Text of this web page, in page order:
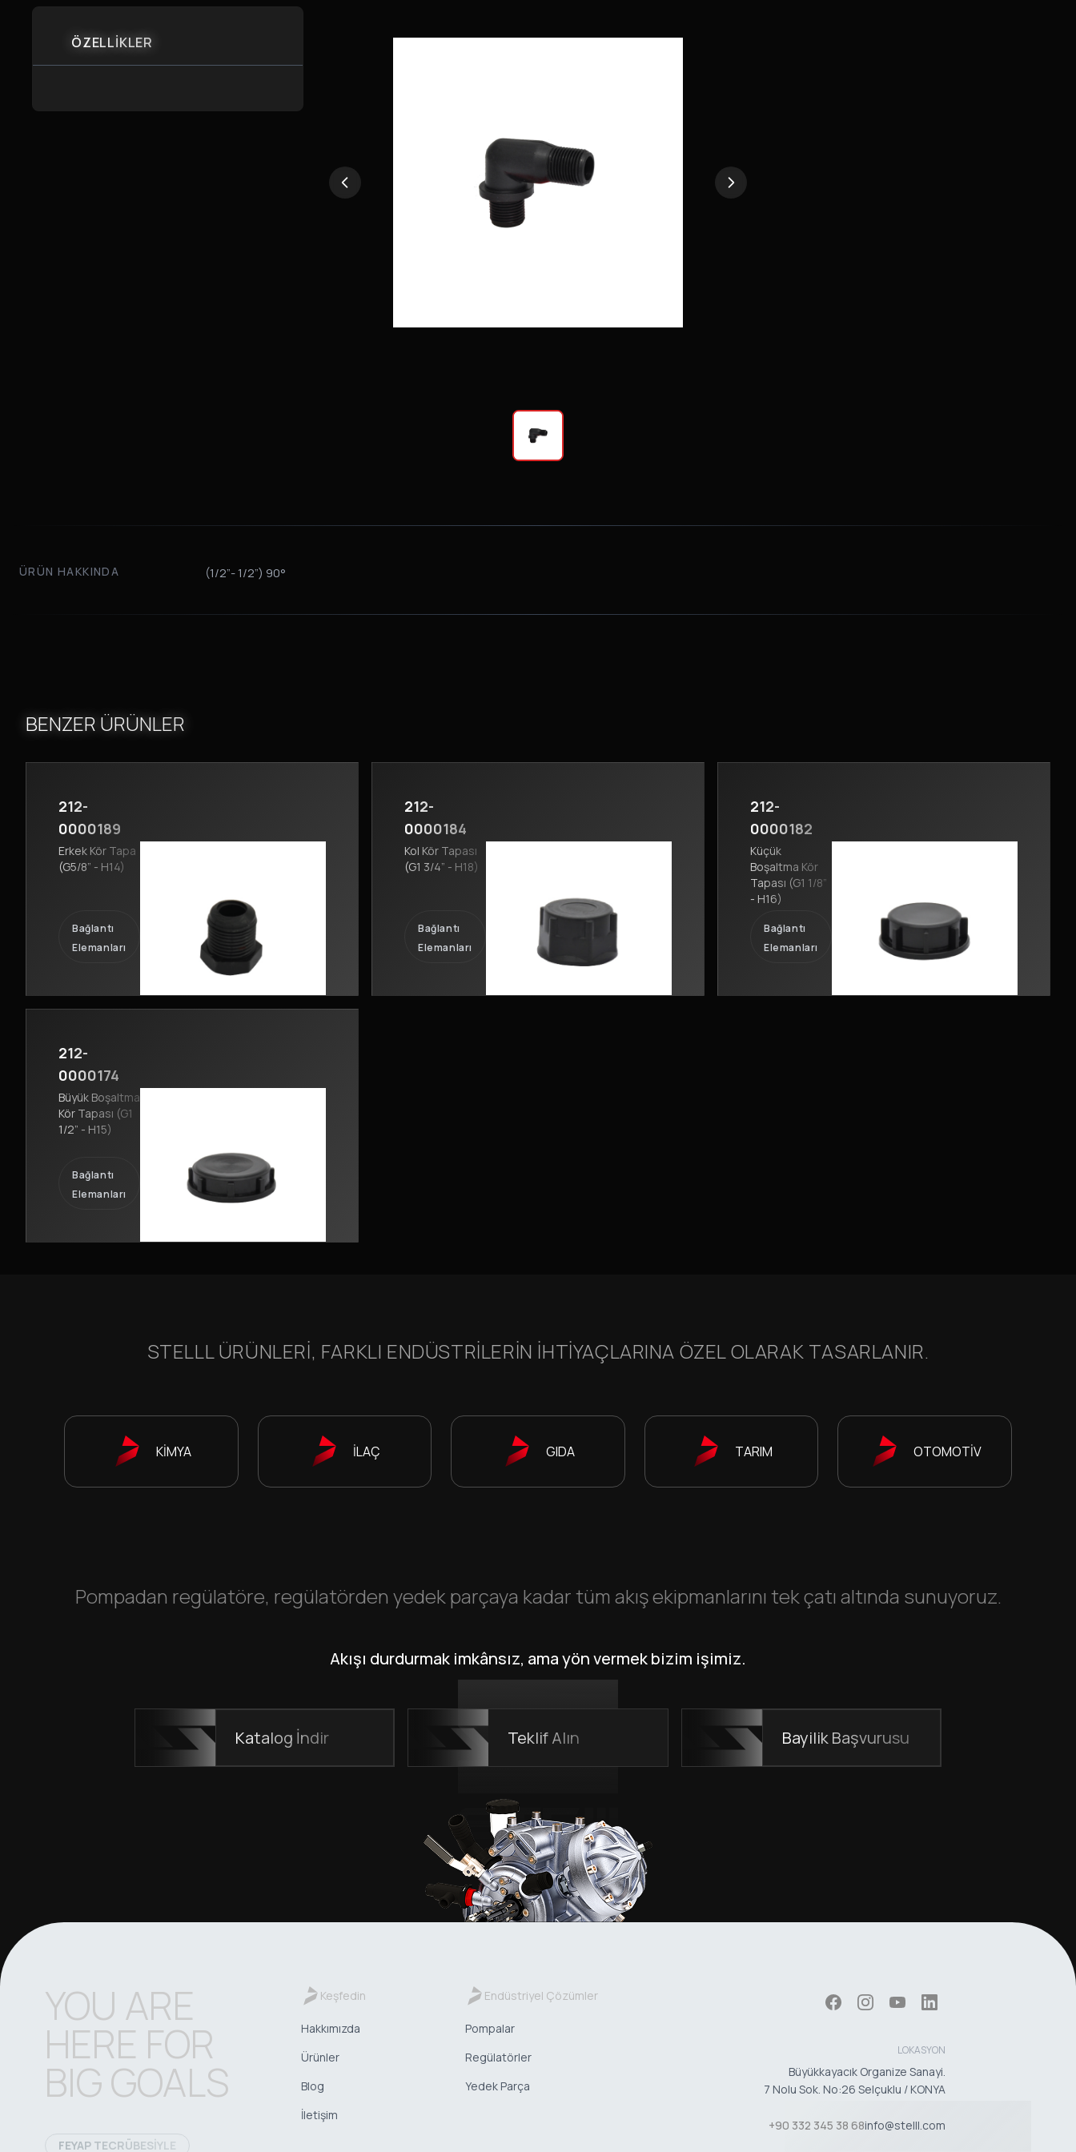
ÖZELLİKLER
ÜRÜN HAKKINDA (1/2”- 1/2”) 90°
BENZER ÜRÜNLER
212-
0000189
Erkek Kör Tapa
(G5/8” - H14)
Bağlantı
Elemanları
212-
0000184
Kol Kör Tapası
(G1 3/4” - H18)
Bağlantı
Elemanları
212-
0000182
Küçük
Boşaltma Kör
Tapası (G1 1/8”
- H16)
Bağlantı
Elemanları
212-
0000174
Büyük Boşaltma
Kör Tapası (G1
1/2” - H15)
Bağlantı
Elemanları
STELLL ÜRÜNLERI, FARKLI ENDÜSTRILERIN IHTIYAÇLARINA ÖZEL OLARAK TASARLANIR.
KİMYA İLAÇ GIDA TARIM OTOMOTİV
Pompadan regülatöre, regülatörden yedek parçaya kadar tüm akış ekipmanlarını tek çatı altında sunuyoruz.
Akışı durdurmak imkânsız, ama yön vermek bizim işimiz.
Katalog İndir Teklif Alın Bayilik Başvurusu
YOU ARE
HERE FOR
BIG GOALS
FEYAP TECRÜBESİYLE
Keşfedin
Hakkımızda
Ürünler
Blog
İletişim
Endüstriyel Çözümler
Pompalar
Regülatörler
Yedek Parça
LOKASYON
Büyükkayacık Organize Sanayi.
7 Nolu Sok. No:26 Selçuklu / KONYA
+90 332 345 38 68info@stelll.com